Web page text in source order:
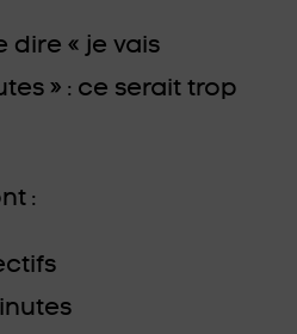
dire « je vais
» : ce serait trop
: